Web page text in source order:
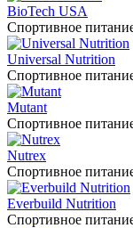
BioTech USA
Спортивное
Universal Nutrition
Спортивное
Mutant
Спортивное
Nutrex
Спортивное
Everbuild Nutrition
Спортивное